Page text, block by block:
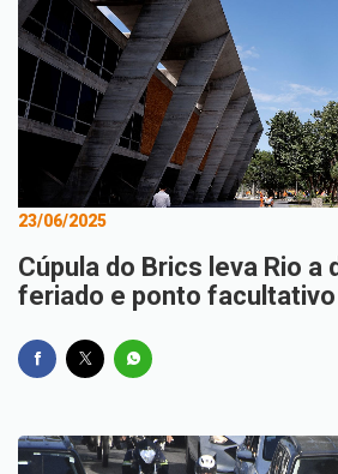
23/06/2025
Cúpula do Brics leva Rio a
feriado e ponto facultativo